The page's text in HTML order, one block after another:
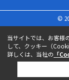
©
当サイトでは、お客様
して、クッキー（
詳しくは、当社の 「